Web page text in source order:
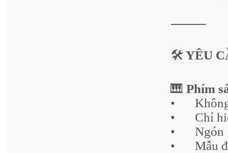
⸻
🛠️ YÊU
🎹 Phím
•
•
Chỉ
•
Ngón
•
Mẫu